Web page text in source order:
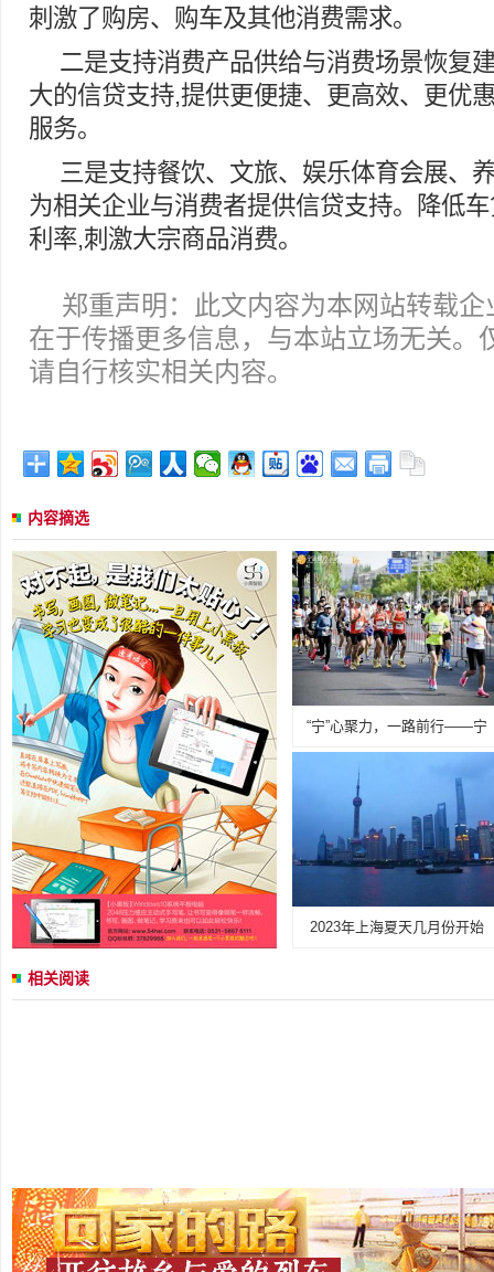
刺激了购房、购车及其他消费需求。
二是支持消费产品供给与消费场景恢复
大的信贷支持,提供更便捷、更高效、更优
服务。
三是支持餐饮、文旅、娱乐体育会展、
为相关企业与消费者提供信贷支持。降低
利率,刺激大宗商品消费。
郑重声明：此文内容为本网站转载
在于传播更多信息，与本站立场无关。
请自行核实相关内容。
内容摘选
“宁”心聚力，一路前行——宁
2023年上海夏天几月份开始
相关阅读